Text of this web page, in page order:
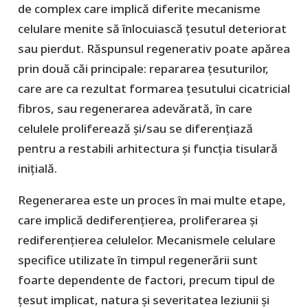
de complex care implică diferite mecanisme
celulare menite să înlocuiască țesutul deteriorat
sau pierdut. Răspunsul regenerativ poate apărea
prin două căi principale: repararea țesuturilor,
care are ca rezultat formarea țesutului cicatricial
fibros, sau regenerarea adevărată, în care
celulele proliferează și/sau se diferențiază
pentru a restabili arhitectura și funcția tisulară
inițială.
Regenerarea este un proces în mai multe etape,
care implică dediferențierea, proliferarea și
rediferențierea celulelor. Mecanismele celulare
specifice utilizate în timpul regenerării sunt
foarte dependente de factori, precum tipul de
țesut implicat, natura și severitatea leziunii și